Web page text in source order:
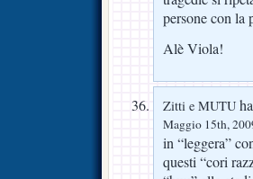
persone con la
Alè Viola!
Zitti e MUTU
Maggio 15th,
in “leggera”
questi “cori